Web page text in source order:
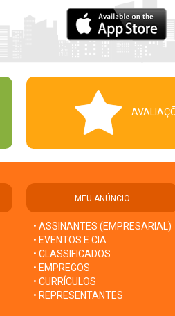
MEU ANÚNCIO
• ASSINANTES (EMPRESARIAL)
• EVENTOS E CIA
• CLASSIFICADOS
• EMPREGOS
• CURRÍCULOS
• REPRESENTANTES